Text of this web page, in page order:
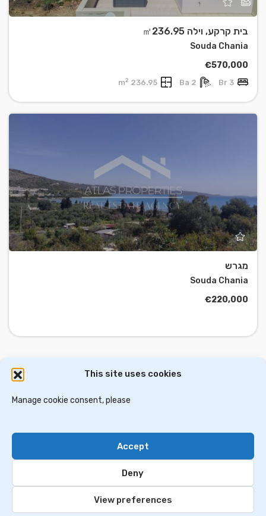
This site uses cookies
Manage cookie consent, please
Accept
Deny
View preferences
בית קרקע, וילה ㎡236.95
Souda Chania
€570,000
3 Br
2 Ba
236.95 m
2
מגרש
Souda Chania
€220,000
Privacy Policy
Contact Us
© 2024 greekim.co.il. All Rights Reserved